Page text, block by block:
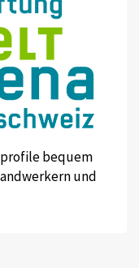
bequem
und